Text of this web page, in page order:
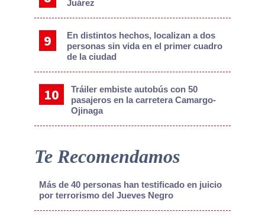
Juárez
En distintos hechos, localizan a dos
personas sin vida en el primer cuadro
de la ciudad
Tráiler embiste autobús con 50
pasajeros en la carretera Camargo-
Ojinaga
Te Recomendamos
Más de 40 personas han testificado en juicio
por terrorismo del Jueves Negro